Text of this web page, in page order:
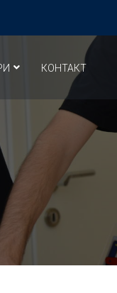
КОНТАКТ